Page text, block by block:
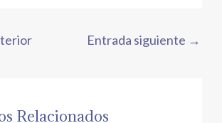
Entrada siguiente →
Relacionados